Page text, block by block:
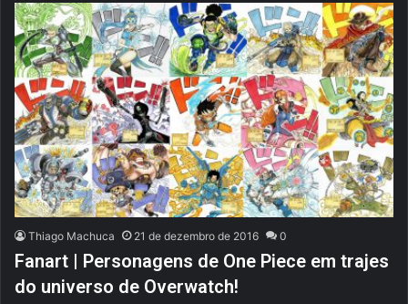
Thiago Machuca 21 de dezembro de 2016 0
Fanart | Personagens de One Piece em trajes
do universo de Overwatch!